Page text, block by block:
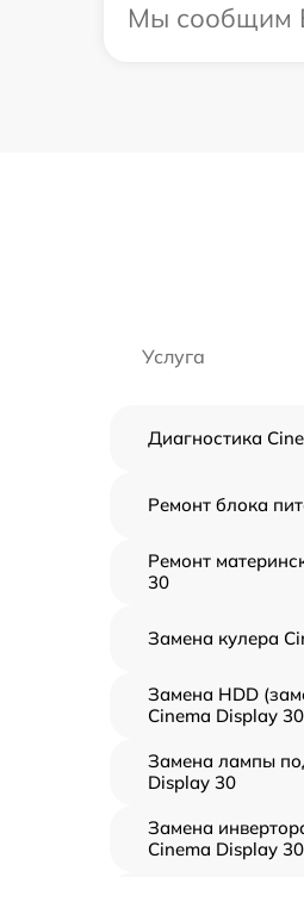
Мы сообщим
Услуга
Диагностика
Ремонт блока
Ремонт
30
Замена кулера
Замена HDD
Cinema Display 30
Замена лампы
Display 30
Замена
Cinema Display 30